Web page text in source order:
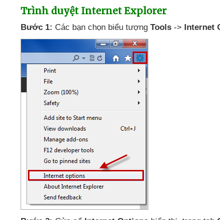
Trình duyệt Internet Explorer
Bước 1: Các bạn chọn biểu tượng Tools -> Internet